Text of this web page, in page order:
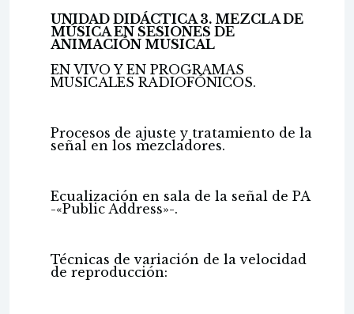
UNIDAD DIDÁCTICA 3. MEZCLA DE
MÚSICA EN SESIONES DE
ANIMACIÓN MUSICAL
EN VIVO Y EN PROGRAMAS
MUSICALES RADIOFÓNICOS.
Procesos de ajuste y tratamiento de la
señal en los mezcladores.
Ecualización en sala de la señal de PA
-«Public Address»-.
Técnicas de variación de la velocidad
de reproducción: